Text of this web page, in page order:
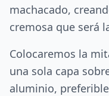
machacado,
cremosa que será
Colocaremos la
una sola capa
aluminio,